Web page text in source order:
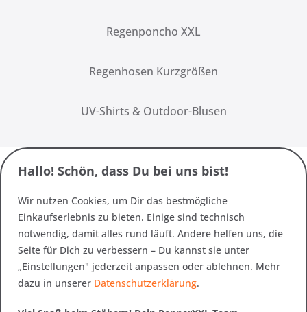
Regenponcho XXL
Regenhosen Kurzgrößen
UV-Shirts & Outdoor-Blusen
Hallo! Schön, dass Du bei uns bist!
Wir nutzen Cookies, um Dir das bestmögliche
Einkaufserlebnis zu bieten. Einige sind technisch
notwendig, damit alles rund läuft. Andere helfen uns, die
Seite für Dich zu verbessern – Du kannst sie unter
„Einstellungen" jederzeit anpassen oder ablehnen. Mehr
dazu in unserer Datenschutzerklärung.